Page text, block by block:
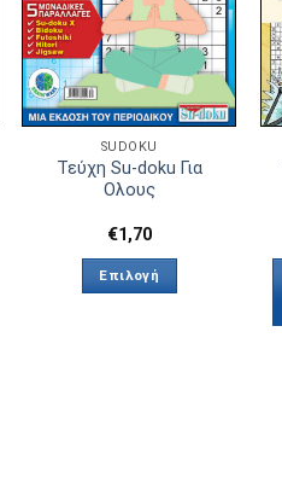
SUDOKU
Τεύχη Su-doku Για
Ολους
€1,70
Επιλογή